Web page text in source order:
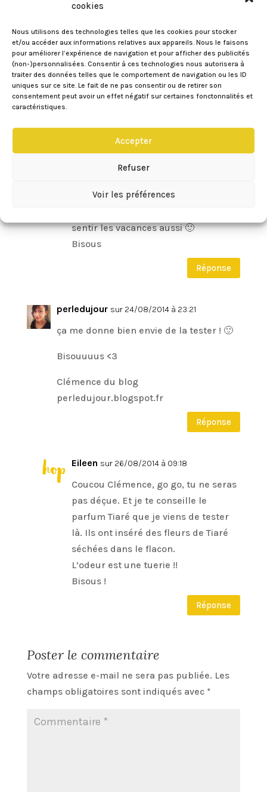
cookies
Nous utilisons des technologies telles que les cookies pour stocker
et/ou accéder aux informations relatives aux appareils. Nous le faisons
pour améliorer l’expérience de navigation et pour afficher des publicités
(non-)personnalisées. Consentir à ces technologies nous autorisera à
traiter des données telles que le comportement de navigation ou les ID
uniques sur ce site. Le fait de ne pas consentir ou de retirer son
consentement peut avoir un effet négatif sur certaines fonctonnalités et
caractéristiques.
Accepter
Refuser
Voir les préférences
4 Commentaires
Emeline sur 17/08/2014 à 21:04
Je ne suis pas très produit de beauté
mais la tu me donnes juste envie de
l’acheter tout de suite maintenant !
moment pour l’acheter! Même si en
sentir les vacances aussi 🙂
Bisous
Réponse
perledujour sur 24/08/2014 à 23:21
ça me donne bien envie de la tester ! 🙂
Bisouuuus <3
Clémence du blog
perledujour.blogspot.fr
Réponse
Eileen sur 26/08/2014 à 09:18
Coucou Clémence, go go, tu ne seras
pas déçue. Et je te conseille le
parfum Tiaré que je viens de tester
là. Ils ont inséré des fleurs de Tiaré
séchées dans le flacon.
L’odeur est une tuerie !!
Bisous !
Réponse
Poster le commentaire
Votre adresse e-mail ne sera pas publiée. Les
champs obligatoires sont indiqués avec *